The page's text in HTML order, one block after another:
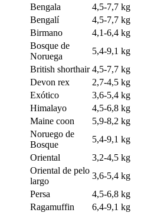
Bengala
4,5-7,7 kg
Bengalí
4,5-7,7 kg
Birmano
4,1-6,4 kg
Bosque de
Noruega
5,4-9,1 kg
British shorthair 4,5-7,7 kg
Devon rex
2,7-4,5 kg
Exótico
3,6-5,4 kg
Himalayo
4,5-6,8 kg
Maine coon
5,9-8,2 kg
Noruego de
Bosque
5,4-9,1 kg
Oriental
3,2-4,5 kg
Oriental de pelo
largo
3,6-5,4 kg
Persa
4,5-6,8 kg
Ragamuffin
6,4-9,1 kg